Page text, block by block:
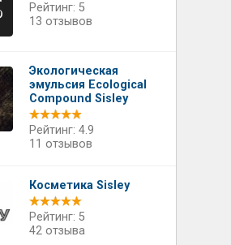
Рейтинг: 5
13 отзывов
Экологическая
эмульсия Ecological
Compound Sisley
Рейтинг: 4.9
11 отзывов
Косметика Sisley
Рейтинг: 5
42 отзыва